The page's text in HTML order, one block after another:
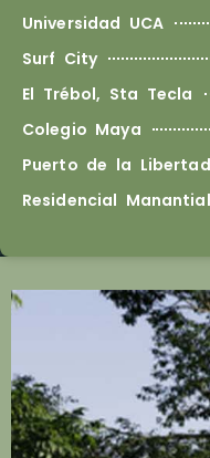
Universidad UCA
Surf City
El Trébol, Sta Tecla
Colegio Maya
Puerto de la Libertad
Residencial